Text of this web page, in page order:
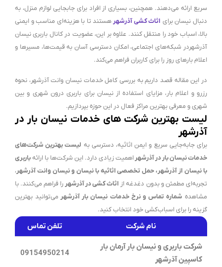
سریع ارائه می‌دهند. همچنین، بسیاری از افراد برای جابجایی لوازم منزل، به
دنبال نیسان برای اثاث کشی آذرشهر هستند تا با هزینه‌ای مناسب و ایمنی
بالا، اسباب خود را منتقل کنند. علاوه بر این، عضویت در کانال باربری نیسان
آذرشهردر شبکه‌های اجتماعی، امکان دسترسی آسان به قیمت‌ها، مسیرها و
اعلام بارهای روز را برای کاربران فراهم می‌کند.
در این مقاله قصد داریم به بررسی کامل خدمات نیسان وانت آذرشهر، نحوه
رزرو و اعلام بار، مزایای استفاده از نیسان برای باربری درون شهری و بین
شهری و معرفی بهترین مراکز فعال در این حوزه بپردازیم.
لیست بهترین شرکت های خدمات نیسان بار در
آذرشهر
برای جابه‌جایی سریع و ایمن اثاثیه، دسترسی به لیست بهترین شرکت‌های
خدمات نیسان بار در آذرشهر اهمیت زیادی دارد. این شرکت‌ها با ارائهباربری
با نیسان از آذرشهر، حمل تخصصی اثاثیه با نیسان و نیسان وانت آذرشهر،
تجربه‌ای مطمئن و بدون دغدغه از اثاث کشی در آذرشهر را فراهم می‌کنند. با
مشاهده شماره تماس و نرخ خدمات نیسان بار آذرشهر می‌توانید بهترین
گزینه را برای اسباب‌کشی خود انتخاب کنید.
نام شرکت تلفن تماس
شرکت باربری و نیسان بار آرمان بار
کاسپین آذرشهر
09154950214